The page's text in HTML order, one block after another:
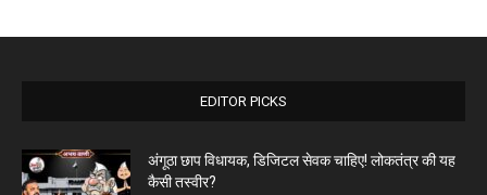
EDITOR PICKS
अंगूठा छाप विधायक, डिजिटल सेवक चाहिए! लोकतंत्र की यह
कैसी तस्वीर?